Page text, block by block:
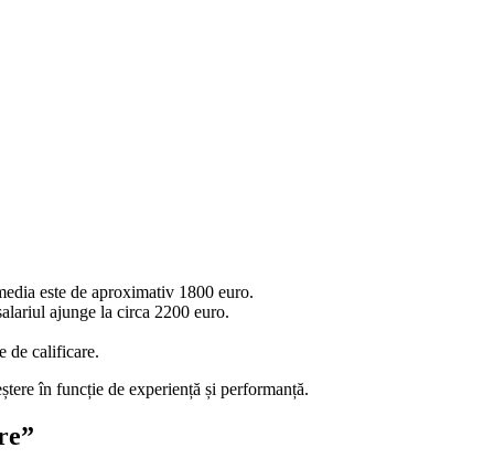
este de aproximativ 1800 euro.
ajunge la circa 2200 euro.
de calificare.
în funcție de experiență și performanță.